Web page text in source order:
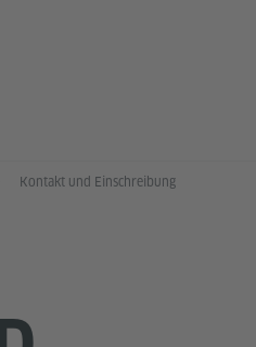
Kontakt und Einschreibung